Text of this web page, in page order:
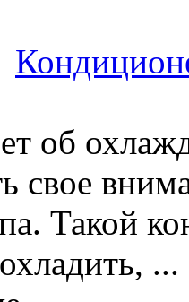
об
свое
Такой
...